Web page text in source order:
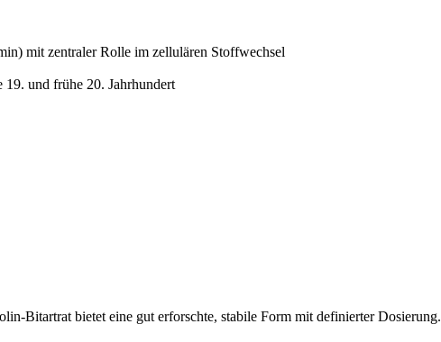
mit zentraler Rolle im zellulären Stoffwechsel
19. und frühe 20. Jahrhundert
Bitartrat bietet eine gut erforschte, stabile Form mit definierter Dosierung.